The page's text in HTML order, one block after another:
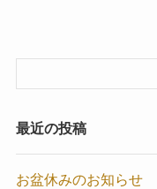
最近の投稿
お盆休みのお知らせ